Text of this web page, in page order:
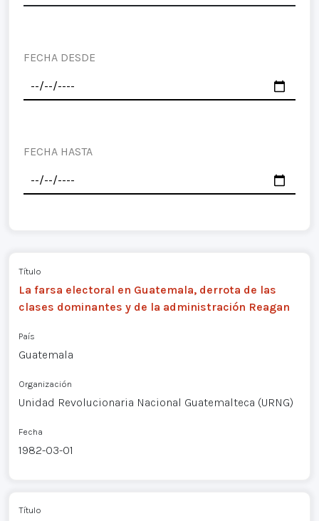
FECHA DESDE
FECHA HASTA
Título
La farsa electoral en Guatemala, derrota de las
clases dominantes y de la administración Reagan
País
Guatemala
Organización
Unidad Revolucionaria Nacional Guatemalteca (URNG)
Fecha
1982-03-01
Título